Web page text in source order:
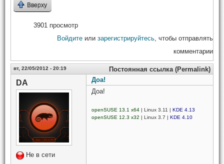
Вверху
3901 просмотр
Войдите или зарегистрируйтесь, чтобы отправлять
комментарии
вт, 22/05/2012 - 20:19 Постоянная ссылка (Permalink)
DA
Не в сети
Доа!
Доа!
openSUSE 13.1 x64 | Linux 3.11 | KDE 4.13
openSUSE 12.3 x32 | Linux 3.7 | KDE 4.10